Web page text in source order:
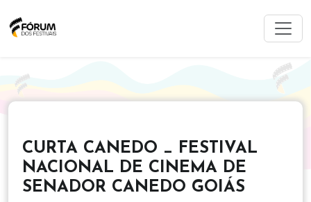
CURTA CANEDO _ FESTIVAL
NACIONAL DE CINEMA DE
SENADOR CANEDO GOIÁS